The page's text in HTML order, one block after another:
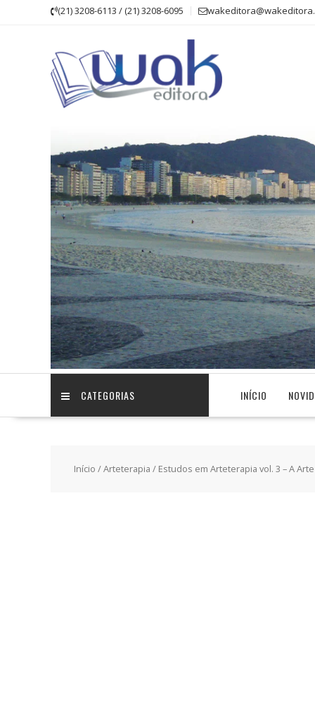
(21) 3208-6113 / (21) 3208-6095
CATEGORIAS INÍCIO
Início /Arteterapia / Estudos em Arteterapia vol. 3 – A